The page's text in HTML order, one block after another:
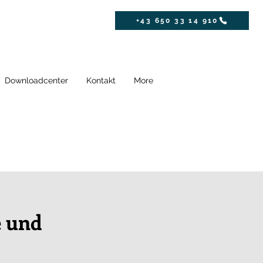
+43 650 33 14 910
Downloadcenter Kontakt More
und